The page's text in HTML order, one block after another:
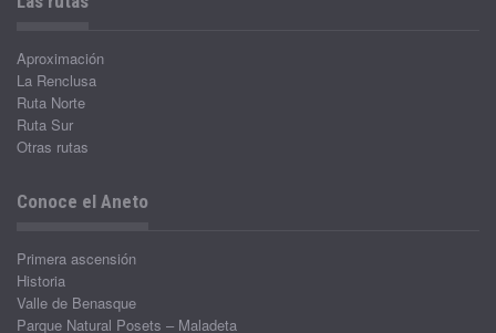
Aproximación
La Renclusa
Ruta Norte
Ruta Sur
Otras rutas
Conoce el Aneto
Primera ascensión
Historia
Valle de Benasque
Parque Natural Posets – Maladeta